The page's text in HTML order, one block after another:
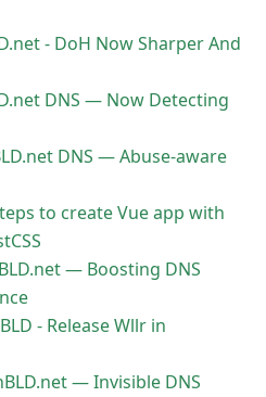
- DoH Now Sharper And
DNS — Now Detecting
DNS — Abuse-aware
to create Vue app with
— Boosting DNS
- Release Wllr in
— Invisible DNS